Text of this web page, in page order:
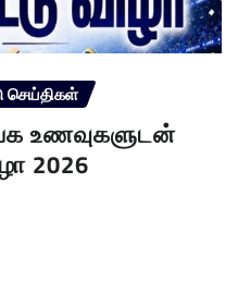
செய்திகள்
உணவுகளுடன்
2026